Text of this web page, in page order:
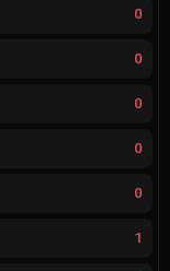
0
0
0
0
0
1